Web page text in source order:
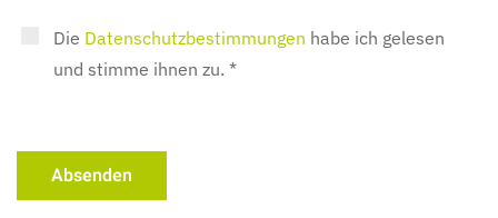
Die Datenschutzbestimmungen habe ich gelesen
und stimme ihnen zu. *
Absenden